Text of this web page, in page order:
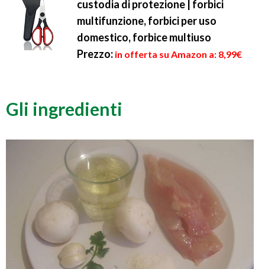
custodia di protezione | forbici
multifunzione, forbici per uso
domestico, forbice multiuso
Prezzo: in offerta su Amazon a: 8,99€
Gli ingredienti